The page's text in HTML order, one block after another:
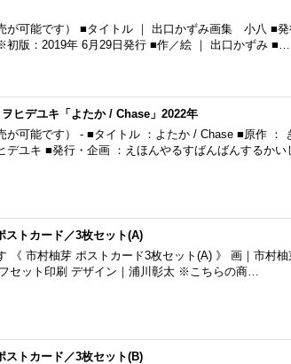
が可能です） ■タイトル ｜ 出口かずみ画集 小八 ■発
版：2019年 6月29日発行 ■作／絵 ｜ 出口かずみ ■…
ヒデユキ「よたか / Chase」2022年
可能です） - ■タイトル ：よたか / Chase ■原作 ：
デユキ ■発行・企画 ：えほんやるすばんばんするか
ストカード／3枚セット(A)
《 市村柚芽 ポストカード3枚セット(A) 》 画｜市村
セット印刷 デザイン｜浦川彰太 ※こちらの商…
ストカード／3枚セット(B)